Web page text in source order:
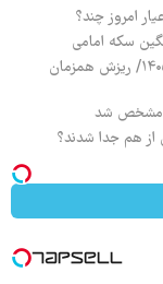
قیمت محصولات ایران خودرو چهارشنبه ۱۴ مرداد ۱۴۰۵/ ریزش همزمان
مشخص شد
از هم جدا شدند؟